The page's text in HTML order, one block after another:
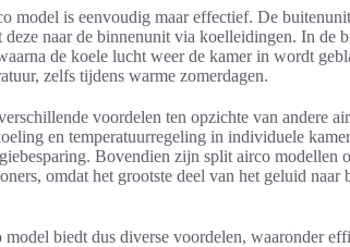
model is eenvoudig maar effectief. De
deze naar de binnenunit via koelleidingen. In de
de koele lucht weer de kamer in wordt
zelfs tijdens warme zomerdagen.
voordelen ten opzichte van andere
en temperatuurregeling in individuele
Bovendien zijn split airco modellen
omdat het grootste deel van het geluid
biedt dus diverse voordelen, waaronder